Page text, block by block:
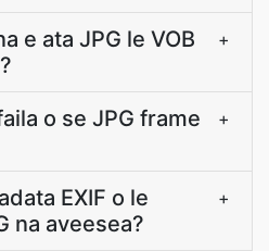
e ata JPG le VOB
+
o se JPG frame
+
EXIF o le
na aveesea?
+